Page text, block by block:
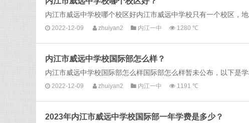
内江市威远中学校哪个校区好内江市威远中学校只有一个校区，
2022-12-09 zhuiyan2 内江一中 1280 ℃
内江市威远中学校国际部怎么样？
内江市威远中学校国际部怎么样国际部怎么样暂未公布，以下是
2022-12-09 zhuiyan2 内江一中 1191 ℃
2023年内江市威远中学校国际部一年学费是多少？